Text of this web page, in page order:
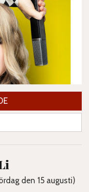
den 15 augusti)